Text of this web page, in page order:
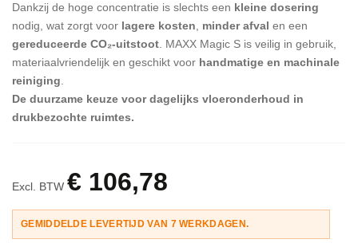
Dankzij de hoge concentratie is slechts een kleine dosering
nodig, wat zorgt voor lagere kosten minder afval en een
gereduceerde CO₂-uitstoot . MAXX Magic S is veilig in gebruik,
materiaalvriendelijk en geschikt voor handmatige en machinale
reiniging
De duurzame keuze voor dagelijks vloeronderhoud in
drukbezochte ruimtes.
Excl. BTW € 106,78
GEMIDDELDE LEVERTIJD VAN 7 WERKDAGEN.